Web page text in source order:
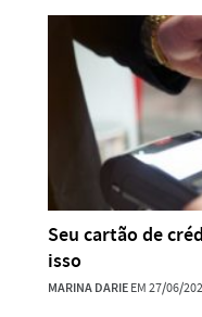
Seu cartão de
isso
MARINA DARIEEM 27/06/